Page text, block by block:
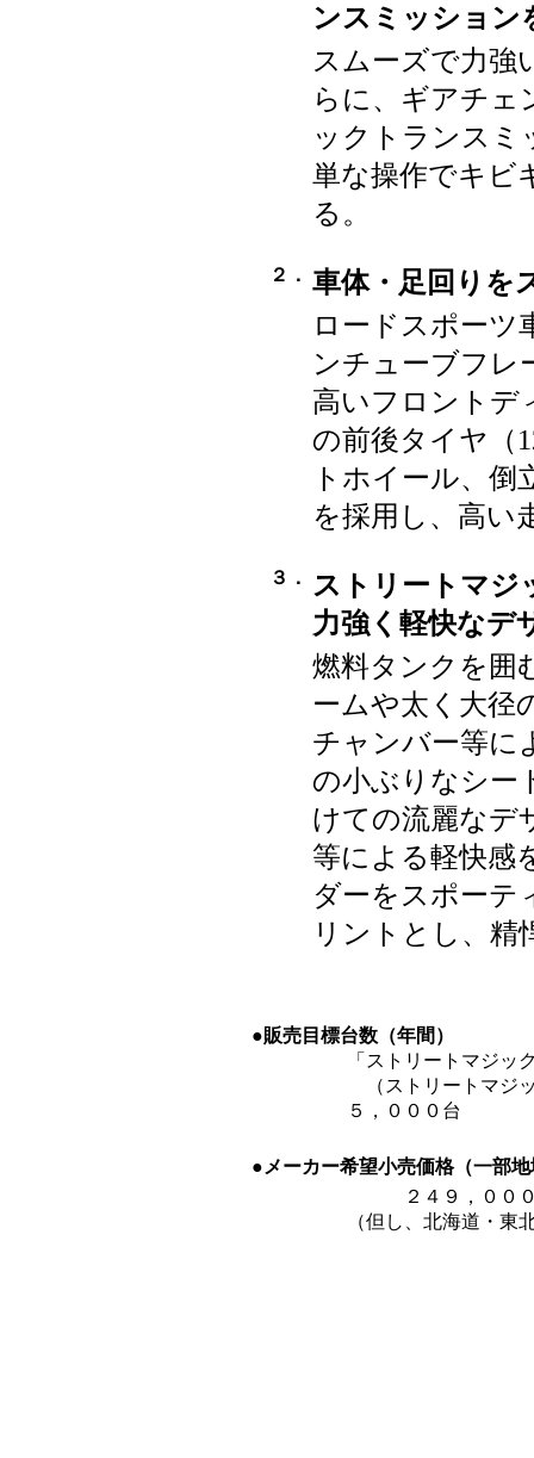
ンスミッション
スムーズで力強
らに、ギアチェ
ックトランスミ
単な操作でキビ
る。
２． 車体・足回りを
ロードスポーツ
ンチューブフレ
高いフロントデ
の前後タイヤ（
トホイール、
を採用し、高い
３．
ストリートマジ
力強く軽快なデ
燃料タンクを囲
ームや太く大径
チャンバー等に
の小ぶりなシー
けての流麗なデ
等による軽快感
ダーをスポーテ
リントとし、精
●販売目標台数（年間）
「ストリートマジック
（ストリートマジック１
５，０００台
● メーカー希望小売価格（一部
２４９，０００
（但し、北海道・東北地